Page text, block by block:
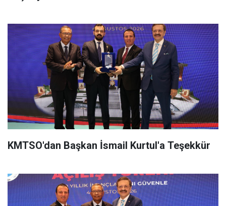
KMTSO'dan Başkan İsmail Kurtul'a Teşekkür